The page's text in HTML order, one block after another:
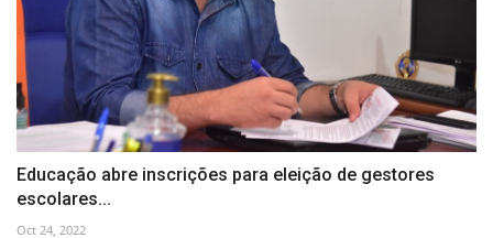
Educação abre inscrições para eleição de gestores
escolares...
Oct 24, 2022